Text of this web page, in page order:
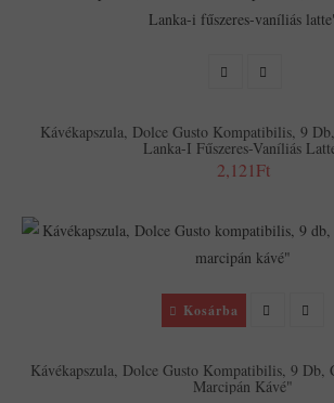
Kávékapszula, Dolce Gusto Kompatibilis, 9
Lanka-I Fűszeres-Vaníliás
2,121Ft
Kosárba
Kávékapszula, Dolce Gusto Kompatibilis, 9 Db,
Marcipán Kávé"